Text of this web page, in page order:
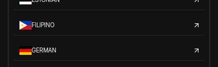
FILIPINO
GERMAN